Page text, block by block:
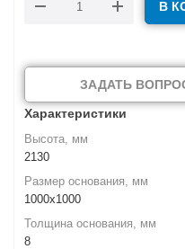
В
ЗАДАТЬ
Характеристики
Высота, мм
2130
Размер основания, мм
1000х1000
Толщина основания, мм
8